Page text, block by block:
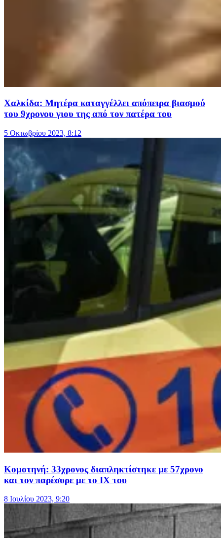
Χαλκίδα: Μητέρα καταγγέλλει απόπειρα βιασμού
του 9χρονου γιου της από τον πατέρα του
5 Οκτωβρίου 2023, 8:12
Κομοτηνή: 33χρονος διαπληκτίστηκε με 57χρονο
και τον παρέσυρε με το ΙΧ του
8 Ιουλίου 2023, 9:20